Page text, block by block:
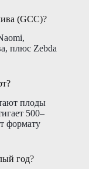
(GCC)?
плюс Zebda
плоды
500–
формату
год?